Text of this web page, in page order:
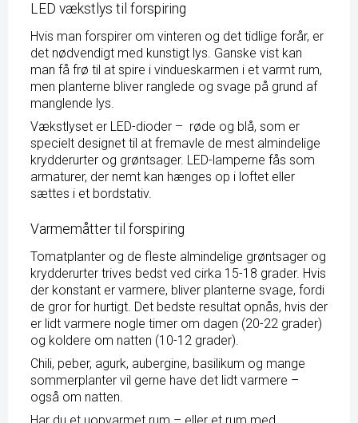
LED vækstlys til forspiring
Hvis man forspirer om vinteren og det tidlige forår, er
det nødvendigt med kunstigt lys. Ganske vist kan
man få frø til at spire i vindueskarmen i et varmt rum,
men planterne bliver ranglede og svage på grund af
manglende lys.
Vækstlyset er LED-dioder – røde og blå, som er
specielt designet til at fremavle de mest almindelige
krydderurter og grøntsager. LED-lamperne fås som
armaturer, der nemt kan hænges op i loftet eller
sættes i et bordstativ.
Varmemåtter til forspiring
Tomatplanter og de fleste almindelige grøntsager og
krydderurter trives bedst ved cirka 15-18 grader. Hvis
der konstant er varmere, bliver planterne svage, fordi
de gror for hurtigt. Det bedste resultat opnås, hvis der
er lidt varmere nogle timer om dagen (20-22 grader)
og koldere om natten (10-12 grader).
Chili, peber, agurk, aubergine, basilikum og mange
sommerplanter vil gerne have det lidt varmere –
også om natten.